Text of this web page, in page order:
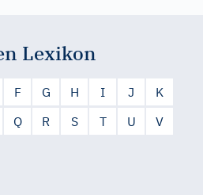
Lexikon
F G H I J
K
Q R S T U
V